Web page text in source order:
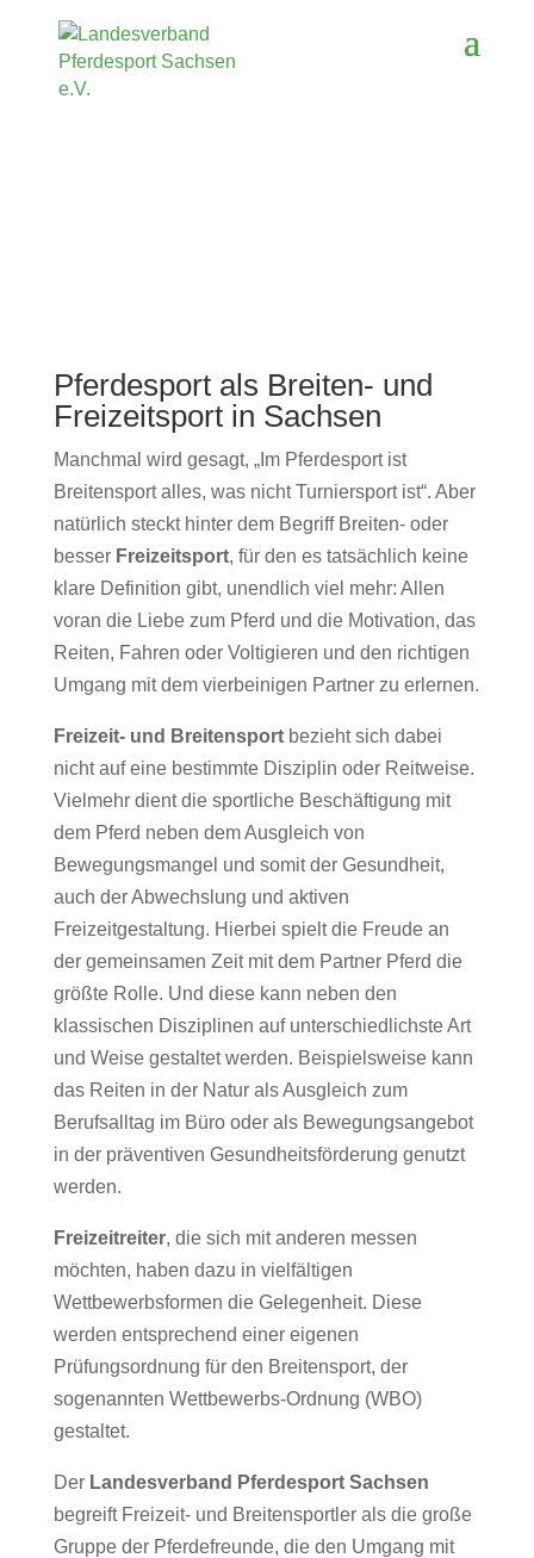
Pferdesport als Breiten- und
Freizeitsport in Sachsen
Manchmal wird gesagt, „Im Pferdesport ist
Breitensport alles, was nicht Turniersport ist“. Aber
natürlich steckt hinter dem Begriff Breiten- oder
besser Freizeitsport, für den es tatsächlich keine
klare Definition gibt, unendlich viel mehr: Allen
voran die Liebe zum Pferd und die Motivation, das
Reiten, Fahren oder Voltigieren und den richtigen
Umgang mit dem vierbeinigen Partner zu erlernen.
Freizeit- und Breitensportbezieht sich dabei
nicht auf eine bestimmte Disziplin oder Reitweise.
Vielmehr dient die sportliche Beschäftigung mit
dem Pferd neben dem Ausgleich von
Bewegungsmangel und somit der Gesundheit,
auch der Abwechslung und aktiven
Freizeitgestaltung. Hierbei spielt die Freude an
der gemeinsamen Zeit mit dem Partner Pferd die
größte Rolle. Und diese kann neben den
klassischen Disziplinen auf unterschiedlichste Art
und Weise gestaltet werden. Beispielsweise kann
das Reiten in der Natur als Ausgleich zum
Berufsalltag im Büro oder als Bewegungsangebot
in der präventiven Gesundheitsförderung genutzt
werden.
Freizeitreiter, die sich mit anderen messen
möchten, haben dazu in vielfältigen
Wettbewerbsformen die Gelegenheit. Diese
werden entsprechend einer eigenen
Prüfungsordnung für den Breitensport, der
sogenannten Wettbewerbs-Ordnung (WBO)
gestaltet.
Der Landesverband Pferdesport Sachsen
begreift Freizeit- und Breitensportler als die große
Gruppe der Pferdefreunde, die den Umgang mit